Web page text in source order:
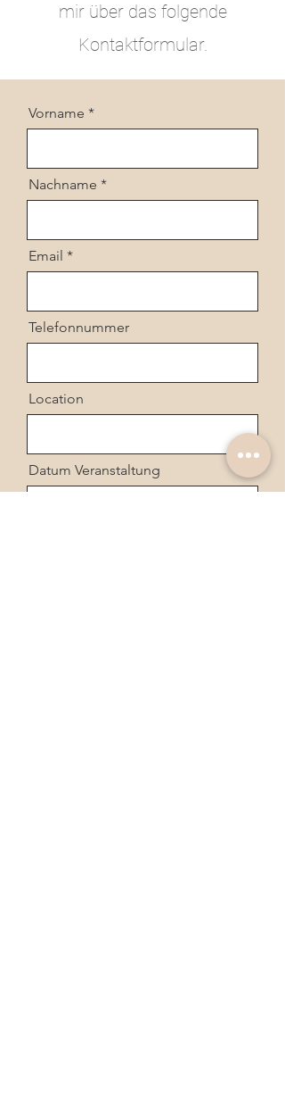
mir über das folgende
Kontaktformular.
Vorname
Nachname
Email
Telefonnummer
Location
Datum Veranstaltung